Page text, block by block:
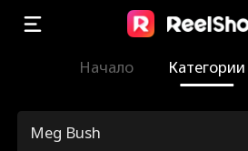
Начало Категории
Meg Bush